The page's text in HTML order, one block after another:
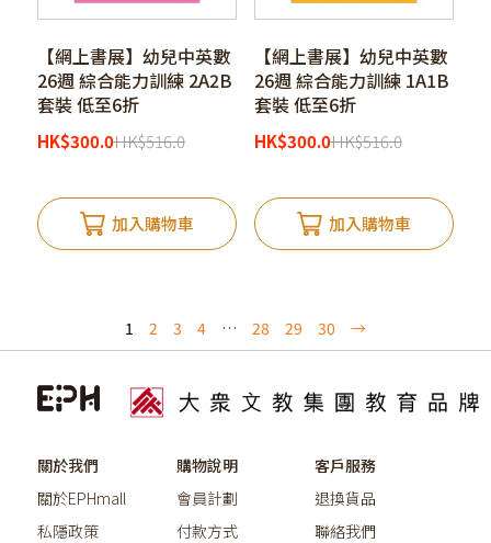
【網上書展】幼兒中英數
26週 綜合能力訓練 2A2B
套裝 低至6折
HK$300.0HK$516.0
加入購物車
【網上書展】幼兒中英數
26週 綜合能力訓練 1A1B
套裝 低至6折
HK$300.0HK$516.0
加入購物車
1 2 3 4 … 28 29 30 →
關於我們
關於EPHmall
私隱政策
購物說明
會員計劃
付款方式
客戶服務
退換貨品
聯絡我們